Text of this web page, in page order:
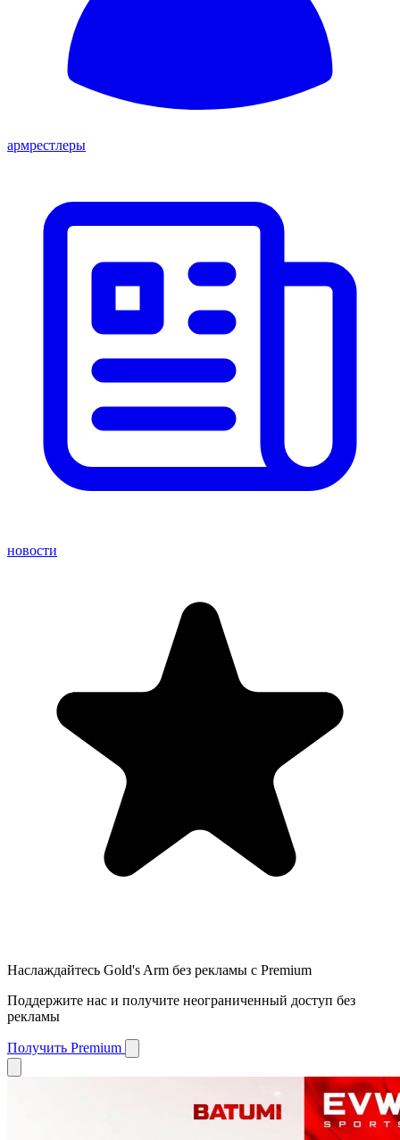
армрестлеры
новости
Наслаждайтесь Gold's Arm без рекламы с Premium
Поддержите нас и получите неограниченный доступ без
рекламы
Получить Premium